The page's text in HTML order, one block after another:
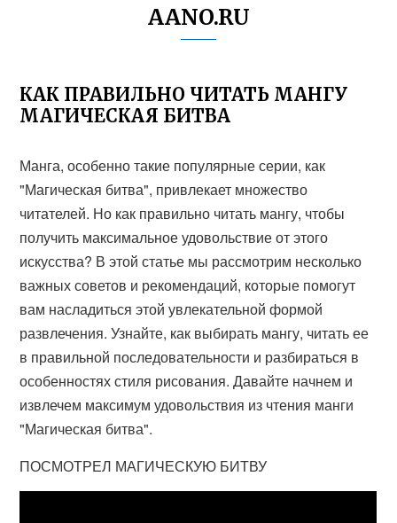
AANO.RU
КАК ПРАВИЛЬНО ЧИТАТЬ МАНГУ
МАГИЧЕСКАЯ БИТВА
Манга, особенно такие популярные серии, как
"Магическая битва", привлекает множество
читателей. Но как правильно читать мангу, чтобы
получить максимальное удовольствие от этого
искусства? В этой статье мы рассмотрим несколько
важных советов и рекомендаций, которые помогут
вам насладиться этой увлекательной формой
развлечения. Узнайте, как выбирать мангу, читать ее
в правильной последовательности и разбираться в
особенностях стиля рисования. Давайте начнем и
извлечем максимум удовольствия из чтения манги
"Магическая битва".
ПОСМОТРЕЛ МАГИЧЕСКУЮ БИТВУ